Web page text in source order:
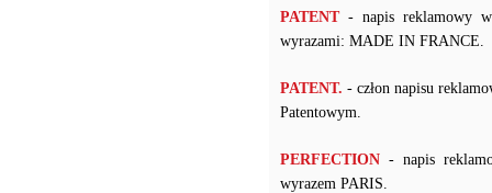
PATENT- napis reklamowy w
wyrazami: MADE IN FRANCE.
PATENT. - człon napisu
Patentowym.
PERFECTION - napis
wyrazem PARIS.